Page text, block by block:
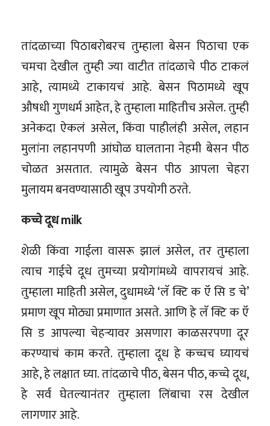
तांदळाच्या पिठाबरोबरच तुम्हाला बेसन पिठाचा एक
चमचा देखील तुम्ही ज्या वाटीत तांदळाचे पीठ टाकलं
आहे, त्यामध्ये टाकायचं आहे. बेसन पिठामध्ये खूप
औषधी गुणधर्म आहेत, हे तुम्हाला माहितीच असेल. तुम्ही
अनेकदा ऐकलं असेल, किंवा पाहीलंही असेल, लहान
मुलांना लहानपणी आंघोळ घालताना नेहमी बेसन पीठ
चोळत असतात. त्यामुळे बेसन पीठ आपला चेहरा
मुलायम बनवण्यासाठी खूप उपयोगी ठरते.
कच्चे दूध milk
शेळी किंवा गाईला वासरू झालं असेल, तर तुम्हाला
त्याच गाईचे दूध तुमच्या प्रयोगांमध्ये वापरायचं आहे.
तुम्हाला माहिती असेल, दुधामध्ये ‘लॅ क्टि क ऍ सि ड चे’
प्रमाण खूप मोठ्या प्रमाणात असते. आणि हे लॅ क्टि क ऍ
सि ड आपल्या चेहऱ्यावर असणारा काळसरपणा दूर
करण्याचं काम करते. तुम्हाला दूध हे कच्चच घ्यायचं
आहे, हे लक्षात घ्या. तांदळाचे पीठ, बेसन पीठ, कच्चे दूध,
हे सर्व घेतल्यानंतर तुम्हाला लिंबाचा रस देखील
लागणार आहे.